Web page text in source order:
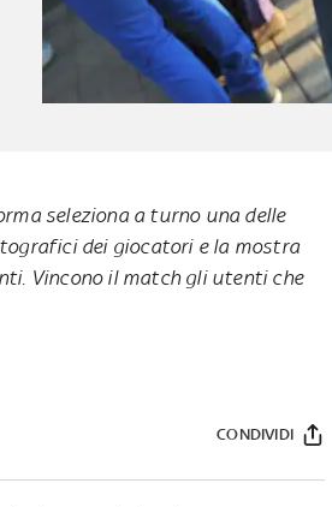
seleziona a turno una delle
dei giocatori e la mostra
Vincono il match gli utenti che
CONDIVIDI